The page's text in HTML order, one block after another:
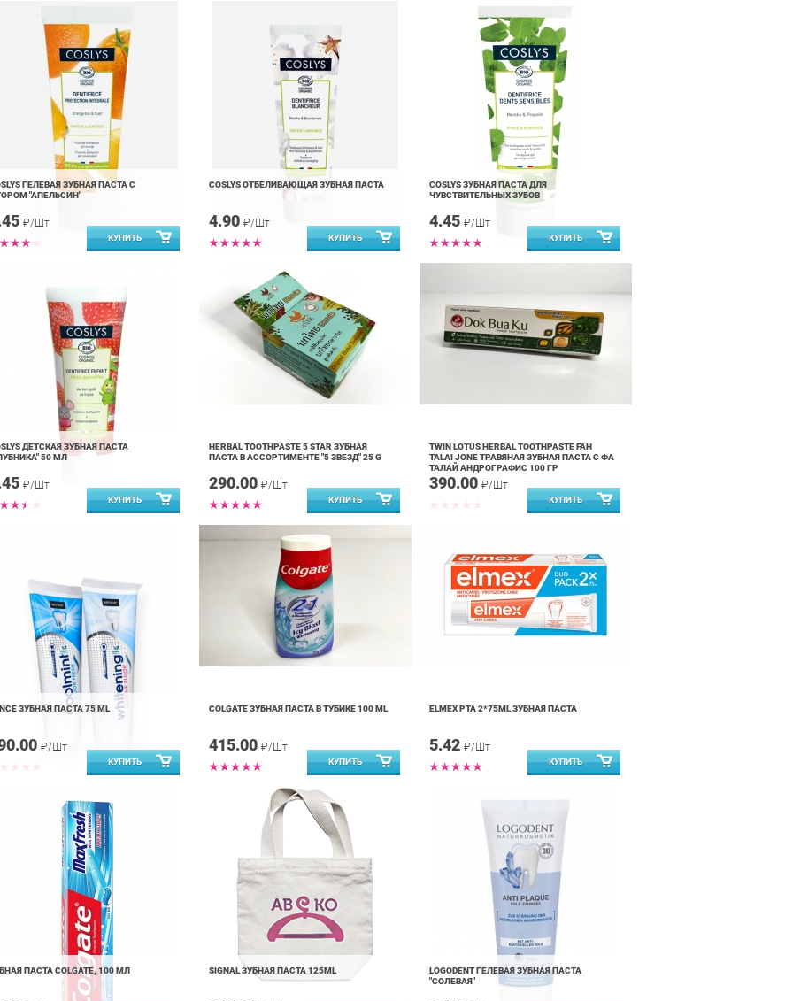
ГЕЛЕВАЯ ЗУБНАЯ ПАСТА С
"АПЕЛЬСИН"
₽/Шт
COSLYS ОТБЕЛИВАЮЩАЯ ЗУБНАЯ ПАСТА
4.90 ₽/Шт
COSLYS ЗУБНАЯ ПАСТА ДЛЯ
ЧУВСТВИТЕЛЬНЫХ ЗУБОВ
4.45 ₽/Шт
ДЕТСКАЯ ЗУБНАЯ ПАСТА
50 МЛ
₽/Шт
HERBAL TOOTHPASTE 5 STAR ЗУБНАЯ
ПАСТА В АССОРТИМЕНТЕ "5 ЗВЕЗД" 25 G
290.00 ₽/Шт
TWIN LOTUS HERBAL TOOTHPASTE FAH
TALAI JONE ТРАВЯНАЯ ЗУБНАЯ ПАСТА С ФА
ТАЛАЙ АНДРОГРАФИС 100 ГР
390.00 ₽/Шт
ЗУБНАЯ ПАСТА 75 ML
₽/Шт
COLGATE ЗУБНАЯ ПАСТА В ТУБИКЕ 100 ML
415.00 ₽/Шт
ELMEX PTA 2*75ML ЗУБНАЯ ПАСТА
5.42 ₽/Шт
ПАСТА COLGATE, 100 МЛ SIGNAL ЗУБНАЯ ПАСТА 125ML
LOGODENT ГЕЛЕВАЯ ЗУБНАЯ ПАСТА
"СОЛЕВАЯ"